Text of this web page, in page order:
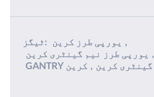
ٹیگز: یورپی طرز کرین ,
یورپی طرز نیم گینٹری کرین ,
GANTRY کرین , کرین